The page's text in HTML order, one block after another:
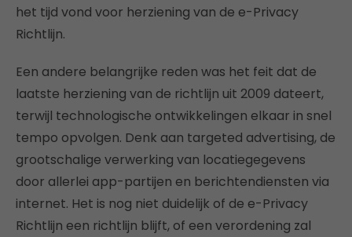
het tijd vond voor herziening van de e-Privacy
Richtlijn.
Een andere belangrijke reden was het feit dat de
laatste herziening van de richtlijn uit 2009 dateert,
terwijl technologische ontwikkelingen elkaar in snel
tempo opvolgen. Denk aan targeted advertising, de
grootschalige verwerking van locatiegegevens
door allerlei app-partijen en berichtendiensten via
internet. Het is nog niet duidelijk of de e-Privacy
Richtlijn een richtlijn blijft, of een verordening zal